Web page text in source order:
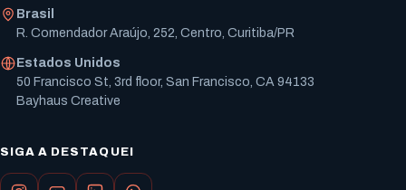
Brasil
R. Comendador Araújo, 252, Centro, Curitiba/PR
Estados Unidos
50 Francisco St, 3rd floor, San Francisco, CA 94133
Bayhaus Creative
SIGA A DESTAQUEI